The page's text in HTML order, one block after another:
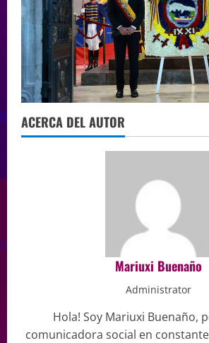
ACERCA DEL AUTOR
Mariuxi Buenaño
Administrator
Hola! Soy Mariuxi Buenaño,
comunicadora social en